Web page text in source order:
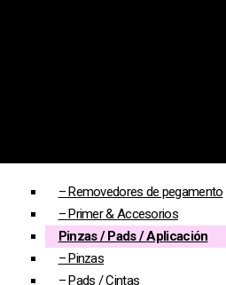
– Removedores de pegamento
– Primer & Accesorios
Pinzas / Pads / Aplicación
– Pinzas
– Pads / Cintas